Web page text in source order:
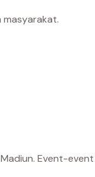
masyarakat.